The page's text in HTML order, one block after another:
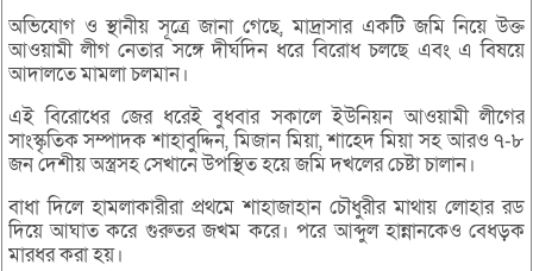
অভিযোগ ও স্থানীয় সূত্রে জানা গেছে, মাদ্রাসার একটি জমি নিয়ে উক্ত
আওয়ামী লীগ নেতার সঙ্গে দীর্ঘদিন ধরে বিরোধ চলছে এবং এ বিষয়ে
আদালতে মামলা চলমান।
এই বিরোধের জের ধরেই বুধবার সকালে ইউনিয়ন আওয়ামী লীগের
সাংস্কৃতিক সম্পাদক শাহাবুদ্দিন, মিজান মিয়া, শাহেদ মিয়া সহ আরও ৭-৮
জন দেশীয় অস্ত্রসহ সেখানে উপস্থিত হয়ে জমি দখলের চেষ্টা চালান।
বাধা দিলে হামলাকারীরা প্রথমে শাহাজাহান চৌধুরীর মাথায় লোহার রড
দিয়ে আঘাত করে গুরুতর জখম করে। পরে আব্দুল হান্নানকেও বেধড়ক
মারধর করা হয়।